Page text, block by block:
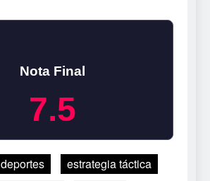
Nota Final
7.5
deportes
estrategia táctica